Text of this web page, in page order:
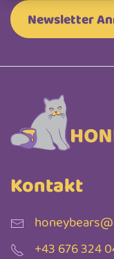
Newsletter
Kontakt
+43 676 324